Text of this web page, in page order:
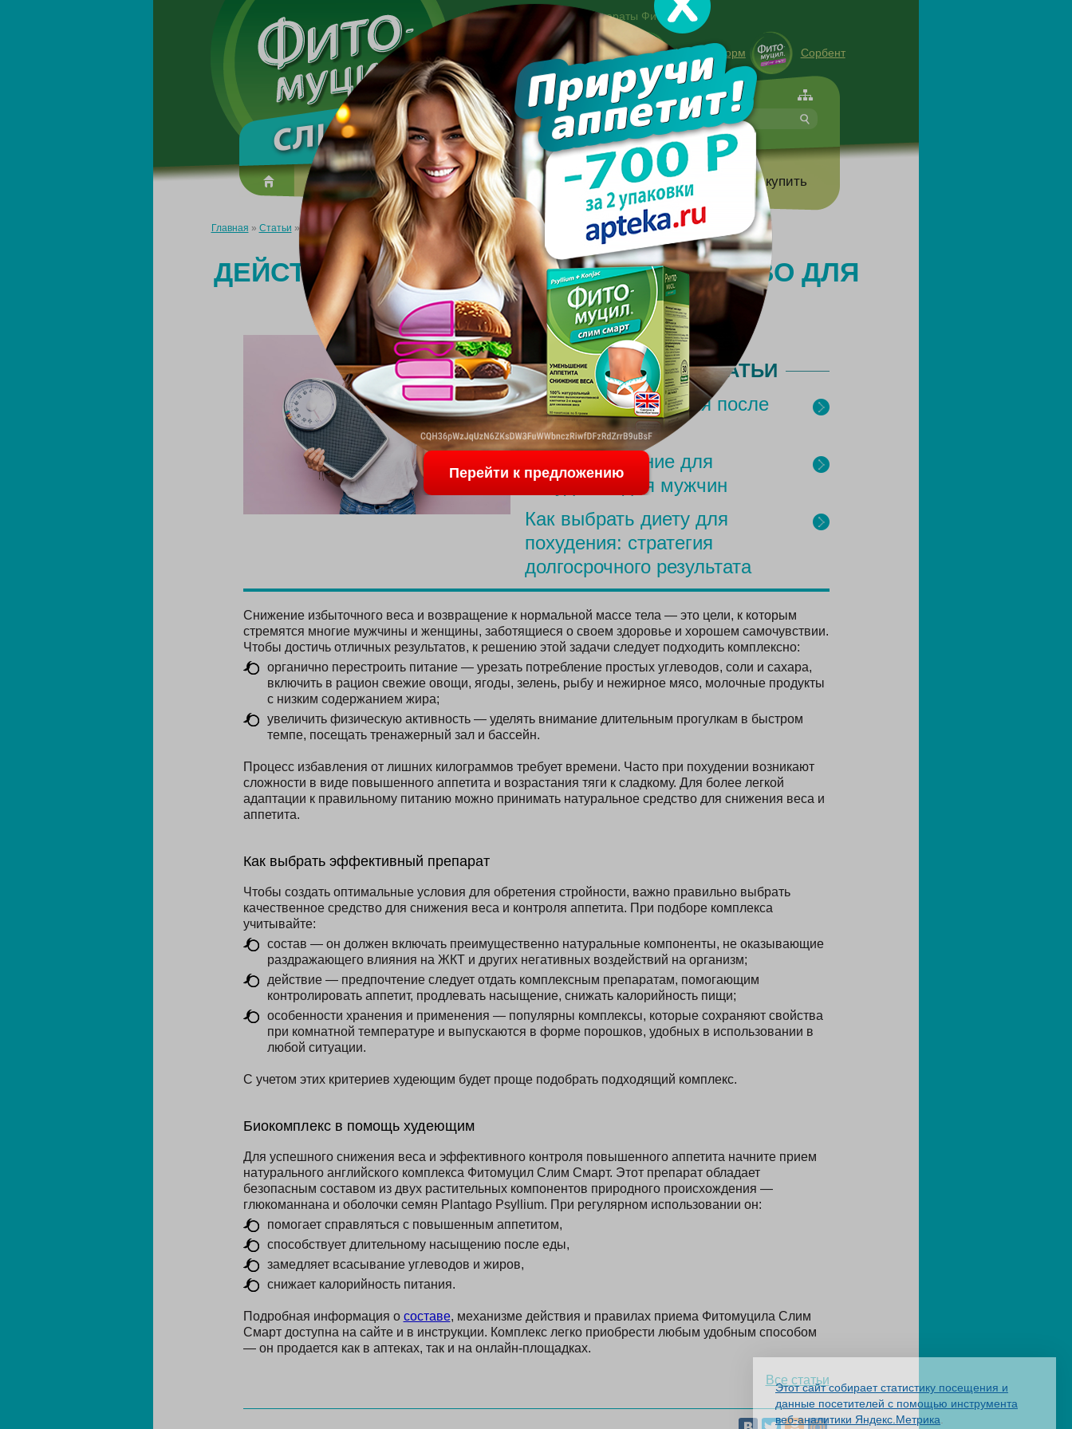
Другие препараты Фитомуцил:
Норм Холестенорм Сорбент
форте
Made in the UK
Консультация специалиста:
+7 495 744-06-27
О препарате Усиль эффект Полезно знать Вопрос-ответ Где купить
Главная » Статьи »Действенное натуральное средство для снижения веса и аппетита
ДЕЙСТВЕННОЕ НАТУРАЛЬНОЕ СРЕДСТВО ДЛЯ
СНИЖЕНИЯ ВЕСА И АППЕТИТА
ПОСЛЕДНИЕ СТАТЬИ
Меню для похудения после
родов
Простое питание для
похудения для мужчин
Как выбрать диету для
похудения: стратегия
долгосрочного результата
Снижение избыточного веса и возвращение к нормальной массе тела — это цели, к которым
стремятся многие мужчины и женщины, заботящиеся о своем здоровье и хорошем самочувствии.
Чтобы достичь отличных результатов, к решению этой задачи следует подходить комплексно:
органично перестроить питание — урезать потребление простых углеводов, соли и сахара,
включить в рацион свежие овощи, ягоды, зелень, рыбу и нежирное мясо, молочные продукты
с низким содержанием жира;
увеличить физическую активность — уделять внимание длительным прогулкам в быстром
темпе, посещать тренажерный зал и бассейн.
Процесс избавления от лишних килограммов требует времени. Часто при похудении возникают
сложности в виде повышенного аппетита и возрастания тяги к сладкому. Для более легкой
адаптации к правильному питанию можно принимать натуральное средство для снижения веса и
аппетита.
Как выбрать эффективный препарат
Чтобы создать оптимальные условия для обретения стройности, важно правильно выбрать
качественное средство для снижения веса и контроля аппетита. При подборе комплекса
учитывайте:
состав — он должен включать преимущественно натуральные компоненты, не оказывающие
раздражающего влияния на ЖКТ и других негативных воздействий на организм;
действие — предпочтение следует отдать комплексным препаратам, помогающим
контролировать аппетит, продлевать насыщение, снижать калорийность пищи;
особенности хранения и применения — популярны комплексы, которые сохраняют свойства
при комнатной температуре и выпускаются в форме порошков, удобных в использовании в
любой ситуации.
С учетом этих критериев худеющим будет проще подобрать подходящий комплекс.
Биокомплекс в помощь худеющим
Для успешного снижения веса и эффективного контроля повышенного аппетита начните прием
натурального английского комплекса Фитомуцил Слим Смарт. Этот препарат обладает
безопасным составом из двух растительных компонентов природного происхождения —
глюкоманнана и оболочки семян Plantago Psyllium. При регулярном использовании он:
помогает справляться с повышенным аппетитом,
способствует длительному насыщению после еды,
замедляет всасывание углеводов и жиров,
снижает калорийность питания.
Подробная информация о составе, механизме действия и правилах приема Фитомуцила Слим
Смарт доступна на сайте и в инструкции. Комплекс легко приобрести любым удобным способом
— он продается как в аптеках, так и на онлайн-площадках.
Все статьи
Перейти к предложению
Этот сайт собирает статистику посещения и
данные посетителей с помощью инструмента
веб-аналитики Яндекс.Метрика